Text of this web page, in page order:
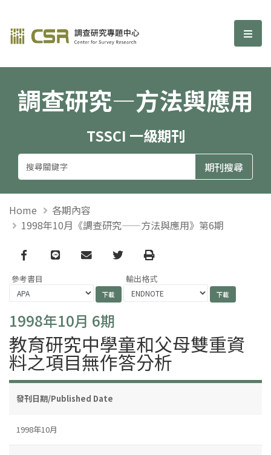
調查研究—方法與應用期刊 選
調查研究—方法與應用
TSSCI 一級期刊
Home
各期內容
1998年10月《調查研究——方法與應用》第6期
Facebook
line email TwitterPrint
參考書目 輸出格式
1998年10月 6期
教育研究中學童和父母雙重資
料之項目無作答分析
發刊日期/Published Date
1998年10月